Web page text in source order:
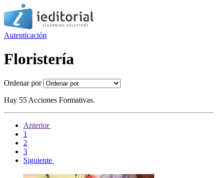
Autenticación
Floristería
Ordenar por
Hay 55 Acciones Formativas.
Anterior
1
2
3
Siguiente